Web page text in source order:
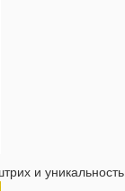
и уникальность